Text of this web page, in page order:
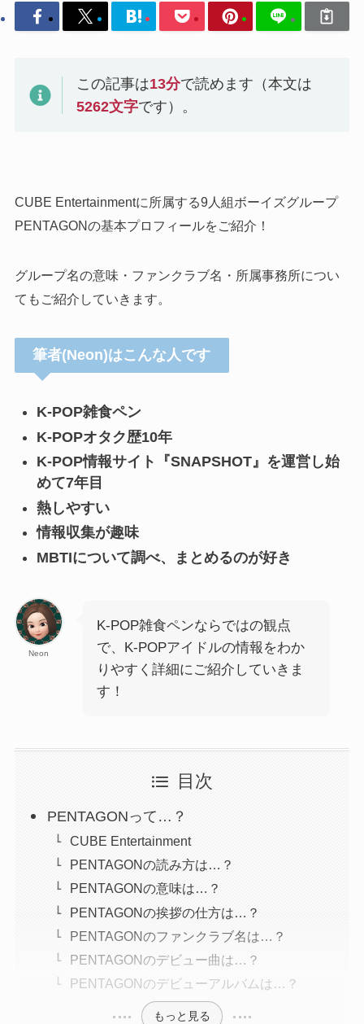
この記事は13分で読めます（本文は
5262文字です）。
CUBE Entertainmentに所属する9人組ボーイズグループ
PENTAGONの基本プロフィールをご紹介！
グループ名の意味・ファンクラブ名・所属事務所につい
てもご紹介していきます。
筆者(Neon)はこんな人です
K-POP雑食ペン
K-POPオタク歴10年
K-POP情報サイト『SNAPSHOT』を運営し始
めて7年目
熱しやすい
情報収集が趣味
MBTIについて調べ、まとめるのが好き
Neon
K-POP雑食ペンならではの観点
で、K-POPアイドルの情報をわか
りやすく詳細にご紹介していきま
す！
目次
PENTAGONって…？
CUBE Entertainment
PENTAGONの読み方は…？
PENTAGONの意味は…？
PENTAGONの挨拶の仕方は…？
PENTAGONのファンクラブ名は…？
PENTAGONのデビュー曲は…？
PENTAGONのデビューアルバムは…？
もっと見る